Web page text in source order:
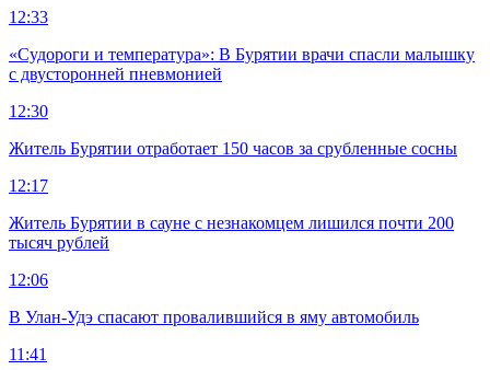
12:33
«Судороги и температура»: В Бурятии врачи спасли малышку
с двусторонней пневмонией
12:30
Житель Бурятии отработает 150 часов за срубленные сосны
12:17
Житель Бурятии в сауне с незнакомцем лишился почти 200
тысяч рублей
12:06
В Улан-Удэ спасают провалившийся в яму автомобиль
11:41